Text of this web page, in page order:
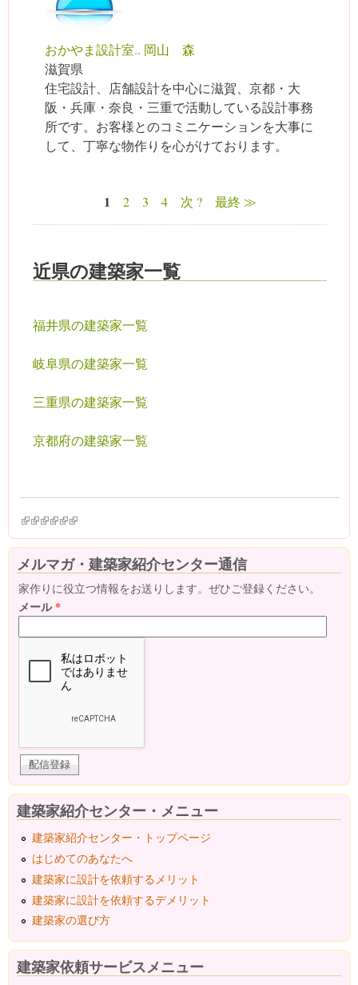
おかやま設計室.. 岡山 森
滋賀県
住宅設計、店舗設計を中心に滋賀、京都・大
阪・兵庫・奈良・三重で活動している設計事務
所です。お客様とのコミニケーションを大事に
して、丁寧な物作りを心がけております。
1 2 3 4 次 ? 最終 ≫
近県の建築家一覧
福井県の建築家一覧
岐阜県の建築家一覧
三重県の建築家一覧
京都府の建築家一覧
(link is external)
(link is external)
(link is external)
(link is external)
(link is external)
(link is external)
メルマガ・建築家紹介センター通信
家作りに役立つ情報をお送りします。ぜひご登録ください。
メール*
建築家紹介センター・メニュー
建築家紹介センター・トップページ
はじめてのあなたへ
建築家に設計を依頼するメリット
建築家に設計を依頼するデメリット
建築家の選び方
建築家依頼サービスメニュー